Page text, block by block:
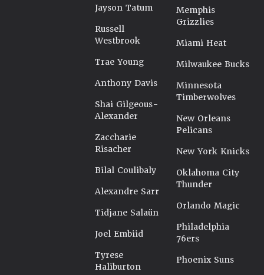
Jayson Tatum
Russell
Westbrook
Trae Young
Anthony Davis
Shai Gilgeous-
Alexander
Zaccharie
Risacher
Bilal Coulibaly
Alexandre Sarr
Tidjane Salaün
Joel Embiid
Tyrese
Haliburton
Memphis
Grizzlies
Miami Heat
Milwaukee Bucks
Minnesota
Timberwolves
New Orleans
Pelicans
New York Knicks
Oklahoma City
Thunder
Orlando Magic
Philadelphia
76ers
Phoenix Suns